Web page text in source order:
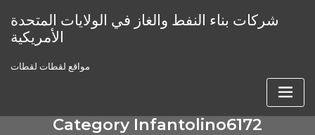
content
شركات بناء النفط والغاز في الولايات المتحدة
الأمريكية
مواقع لقطات لقطات
Category Infantolino6172